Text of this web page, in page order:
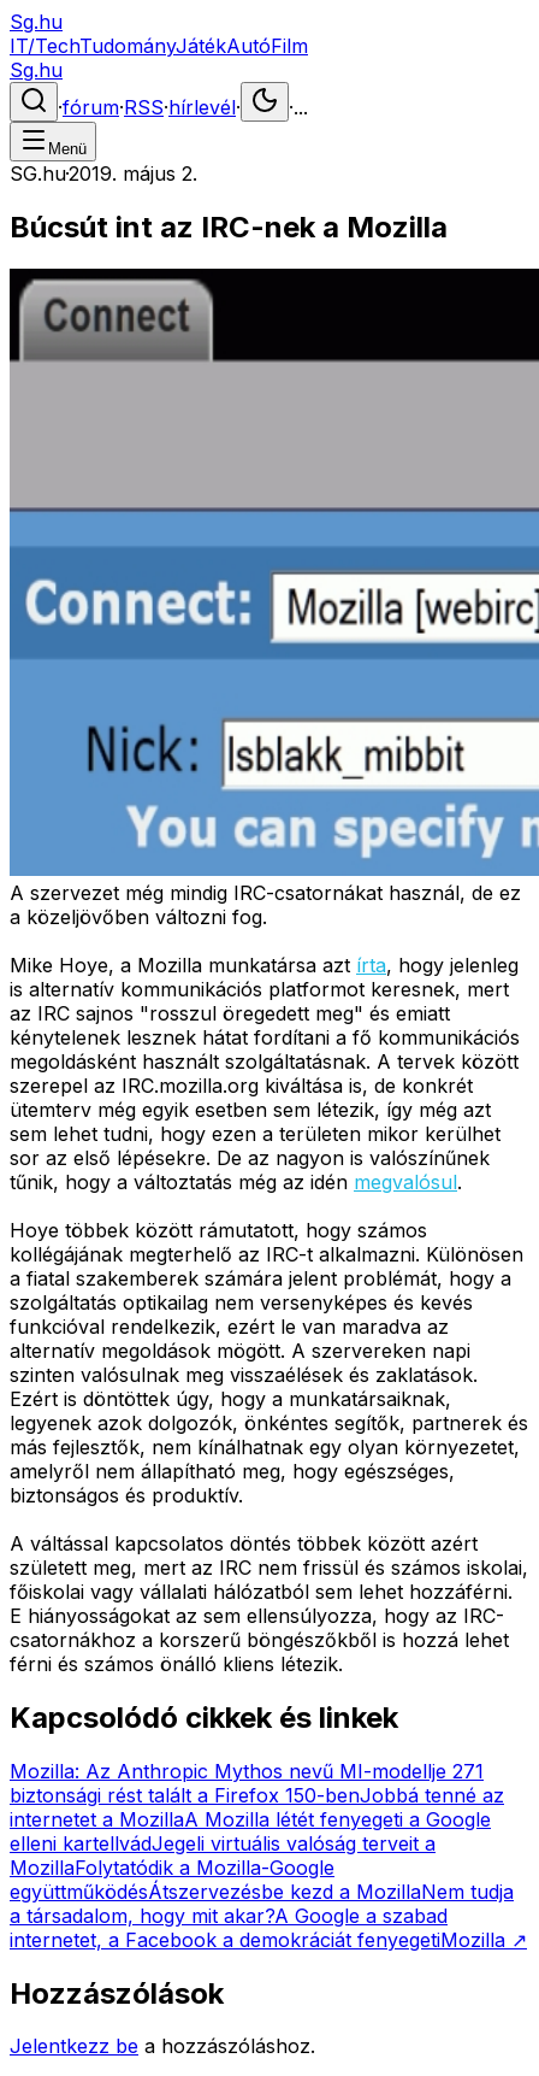
Sg.hu
IT/TechTudományJátékAutóFilm
Sg.hu
·fórum·RSS·hírlevél· ·...
Menü
SG.hu·2019. május 2.
Búcsút int az IRC-nek a Mozilla
A szervezet még mindig IRC-csatornákat használ, de ez
a közeljövőben változni fog.
Mike Hoye, a Mozilla munkatársa azt írta, hogy jelenleg
is alternatív kommunikációs platformot keresnek, mert
az IRC sajnos "rosszul öregedett meg" és emiatt
kénytelenek lesznek hátat fordítani a fő kommunikációs
megoldásként használt szolgáltatásnak. A tervek között
szerepel az IRC.mozilla.org kiváltása is, de konkrét
ütemterv még egyik esetben sem létezik, így még azt
sem lehet tudni, hogy ezen a területen mikor kerülhet
sor az első lépésekre. De az nagyon is valószínűnek
tűnik, hogy a változtatás még az idén megvalósul.
Hoye többek között rámutatott, hogy számos
kollégájának megterhelő az IRC-t alkalmazni. Különösen
a fiatal szakemberek számára jelent problémát, hogy a
szolgáltatás optikailag nem versenyképes és kevés
funkcióval rendelkezik, ezért le van maradva az
alternatív megoldások mögött. A szervereken napi
szinten valósulnak meg visszaélések és zaklatások.
Ezért is döntöttek úgy, hogy a munkatársaiknak,
legyenek azok dolgozók, önkéntes segítők, partnerek és
más fejlesztők, nem kínálhatnak egy olyan környezetet,
amelyről nem állapítható meg, hogy egészséges,
biztonságos és produktív.
A váltással kapcsolatos döntés többek között azért
született meg, mert az IRC nem frissül és számos iskolai,
főiskolai vagy vállalati hálózatból sem lehet hozzáférni.
E hiányosságokat az sem ellensúlyozza, hogy az IRC-
csatornákhoz a korszerű böngészőkből is hozzá lehet
férni és számos önálló kliens létezik.
Kapcsolódó cikkek és linkek
Mozilla: Az Anthropic Mythos nevű MI-modellje 271
biztonsági rést talált a Firefox 150-benJobbá tenné az
internetet a MozillaA Mozilla létét fenyegeti a Google
elleni kartellvádJegeli virtuális valóság terveit a
MozillaFolytatódik a Mozilla-Google
együttműködésÁtszervezésbe kezd a MozillaNem tudja
a társadalom, hogy mit akar?A Google a szabad
internetet, a Facebook a demokráciát fenyegetiMozilla ↗
Hozzászólások
Jelentkezz be a hozzászóláshoz.